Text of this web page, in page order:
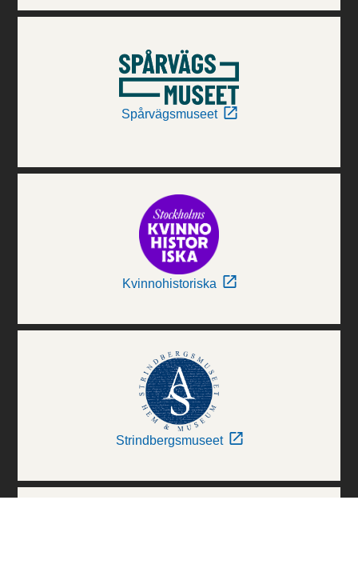
Spårvägsmuseet
Kvinnohistoriska
Strindbergsmuseet